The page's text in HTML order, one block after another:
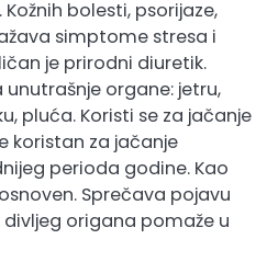
bolesti, psorijaze,
simptome stresa i
je prirodni diuretik.
organe: jetru,
pluća. Koristi se za jačanje
koristan za jačanje
perioda godine. Kao
Sprečava pojavu
divljeg origana pomaže u